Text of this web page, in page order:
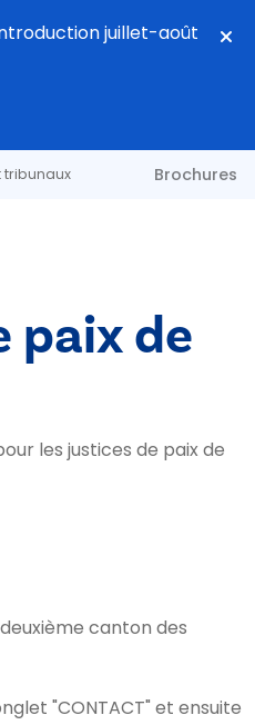
juillet-août
tribunaux Brochures
paix de
les justices de paix de
canton des
"CONTACT" et ensuite